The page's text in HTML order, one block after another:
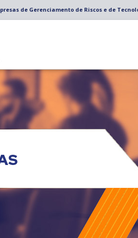
de Gerenciamento de Riscos e de